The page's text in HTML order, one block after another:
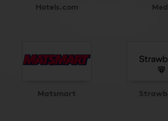
Hotels.com
Matsmart